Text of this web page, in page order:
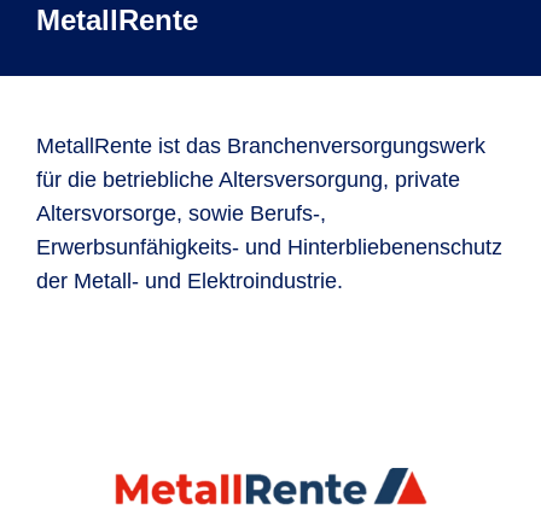
MetallRente
MetallRente ist das Branchenversorgungswerk
für die betriebliche Altersversorgung, private
Altersvorsorge, sowie Berufs-,
Erwerbsunfähigkeits- und Hinterbliebenenschutz
der Metall- und Elektroindustrie.